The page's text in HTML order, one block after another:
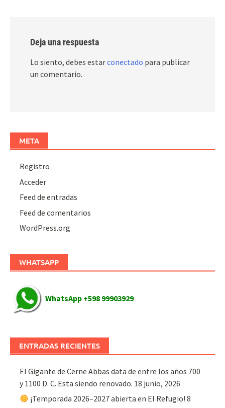
Deja una respuesta
Lo siento, debes estarconectado para publicar
un comentario.
META
Registro
Acceder
Feed de entradas
Feed de comentarios
WordPress.org
WHATSAPP
WhatsApp +598 99903929
ENTRADAS RECIENTES
El Gigante de Cerne Abbas data de entre los años 700
y 1100 D. C. Esta siendo renovado. 18 junio, 2026
¡Temporada 2026–2027 abierta en El Refugio! 8